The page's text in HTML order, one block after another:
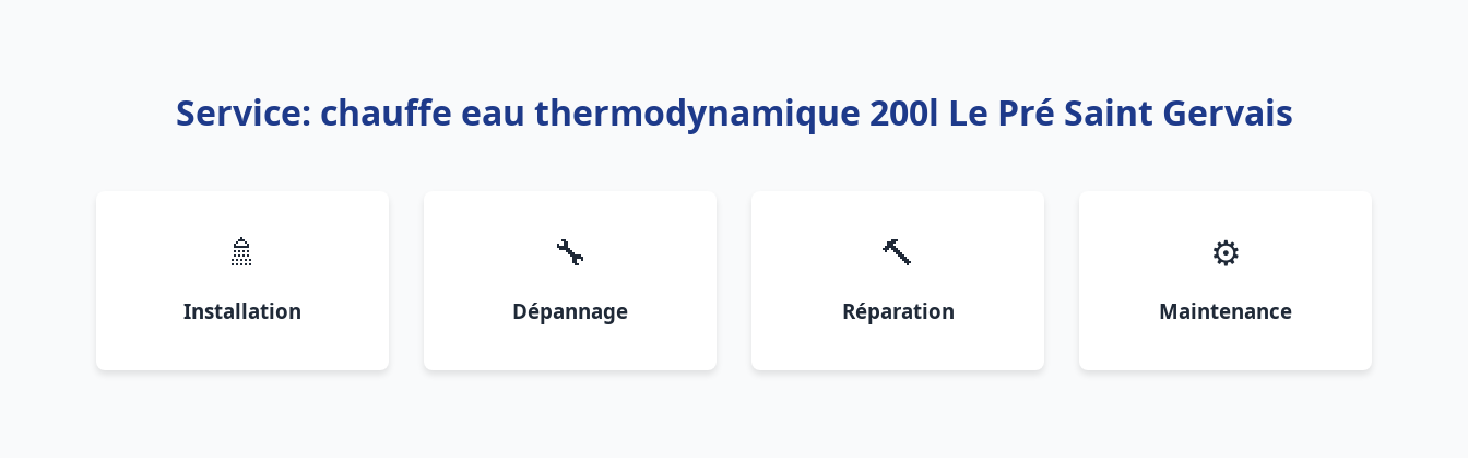
Service: chauffe eau thermodynamique 200l Le Pré Saint Gervais
🚿
Installation
🔧
Dépannage
🔨
Réparation
⚙️
Maintenance